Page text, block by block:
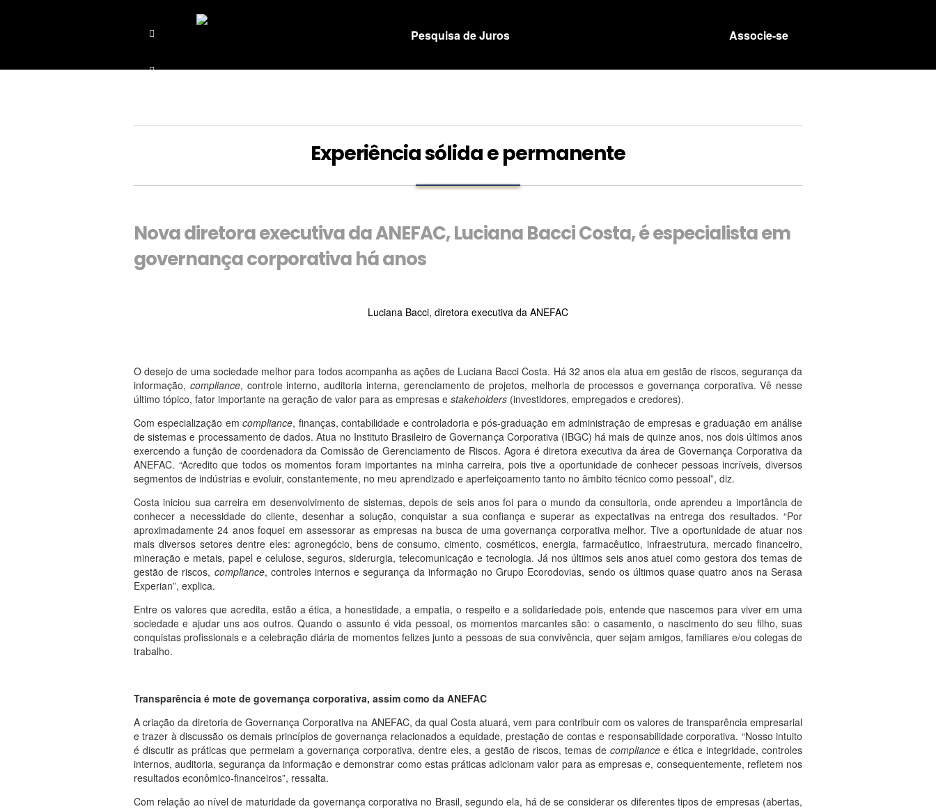
Pesquisa de Juros Associe-se
Experiência sólida e permanente
Nova diretora executiva da ANEFAC, Luciana Bacci Costa, é especialista em
governança corporativa há anos
Luciana Bacci, diretora executiva da ANEFAC
O desejo de uma sociedade melhor para todos acompanha as ações de Luciana Bacci Costa. Há 32 anos ela atua em gestão de riscos, segurança da
informação, compliance, controle interno, auditoria interna, gerenciamento de projetos, melhoria de processos e governança corporativa. Vê nesse
último tópico, fator importante na geração de valor para as empresas e stakeholders (investidores, empregados e credores).
Com especialização emcompliance, finanças, contabilidade e controladoria e pós-graduação em administração de empresas e graduação em análise
de sistemas e processamento de dados. Atua no Instituto Brasileiro de Governança Corporativa (IBGC) há mais de quinze anos, nos dois últimos anos
exercendo a função de coordenadora da Comissão de Gerenciamento de Riscos. Agora é diretora executiva da área de Governança Corporativa da
ANEFAC. “Acredito que todos os momentos foram importantes na minha carreira, pois tive a oportunidade de conhecer pessoas incríveis, diversos
segmentos de indústrias e evoluir, constantemente, no meu aprendizado e aperfeiçoamento tanto no âmbito técnico como pessoal”, diz.
Costa iniciou sua carreira em desenvolvimento de sistemas, depois de seis anos foi para o mundo da consultoria, onde aprendeu a importância de
conhecer a necessidade do cliente, desenhar a solução, conquistar a sua confiança e superar as expectativas na entrega dos resultados. “Por
aproximadamente 24 anos foquei em assessorar as empresas na busca de uma governança corporativa melhor. Tive a oportunidade de atuar nos
mais diversos setores dentre eles: agronegócio, bens de consumo, cimento, cosméticos, energia, farmacêutico, infraestrutura, mercado financeiro,
mineração e metais, papel e celulose, seguros, siderurgia, telecomunicação e tecnologia. Já nos últimos seis anos atuei como gestora dos temas de
gestão de riscos, compliance, controles internos e segurança da informação no Grupo Ecorodovias, sendo os últimos quase quatro anos na Serasa
Experian”, explica.
Entre os valores que acredita, estão a ética, a honestidade, a empatia, o respeito e a solidariedade pois, entende que nascemos para viver em uma
sociedade e ajudar uns aos outros. Quando o assunto é vida pessoal, os momentos marcantes são: o casamento, o nascimento do seu filho, suas
conquistas profissionais e a celebração diária de momentos felizes junto a pessoas de sua convivência, quer sejam amigos, familiares e/ou colegas de
trabalho.
Transparência é mote de governança corporativa, assim como da ANEFAC
A criação da diretoria de Governança Corporativa na ANEFAC, da qual Costa atuará, vem para contribuir com os valores de transparência empresarial
e trazer à discussão os demais princípios de governança relacionados a equidade, prestação de contas e responsabilidade corporativa. “Nosso intuito
é discutir as práticas que permeiam a governança corporativa, dentre eles, a gestão de riscos, temas de compliancee ética e integridade, controles
internos, auditoria, segurança da informação e demonstrar como estas práticas adicionam valor para as empresas e, consequentemente, refletem nos
resultados econômico-financeiros”, ressalta.
Com relação ao nível de maturidade da governança corporativa no Brasil, segundo ela, há de se considerar os diferentes tipos de empresas (abertas,